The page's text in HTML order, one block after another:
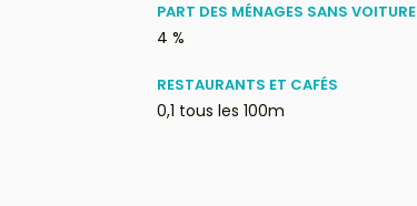
PART DES MÉNAGES SANS VOITURE
4 %
RESTAURANTS ET CAFÉS
0,1 tous les 100m